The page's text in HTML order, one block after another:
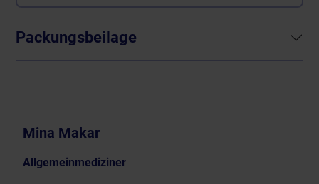
Packungsbeilage
Mina Makar
Allgemeinmediziner